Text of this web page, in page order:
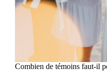
Combien de témoins faut-il